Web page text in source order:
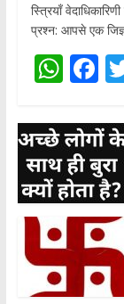
स्त्रियाँ
प्रश्न: आपसे एक
W
at
s
A
p
p
F
e
b
o
o
k